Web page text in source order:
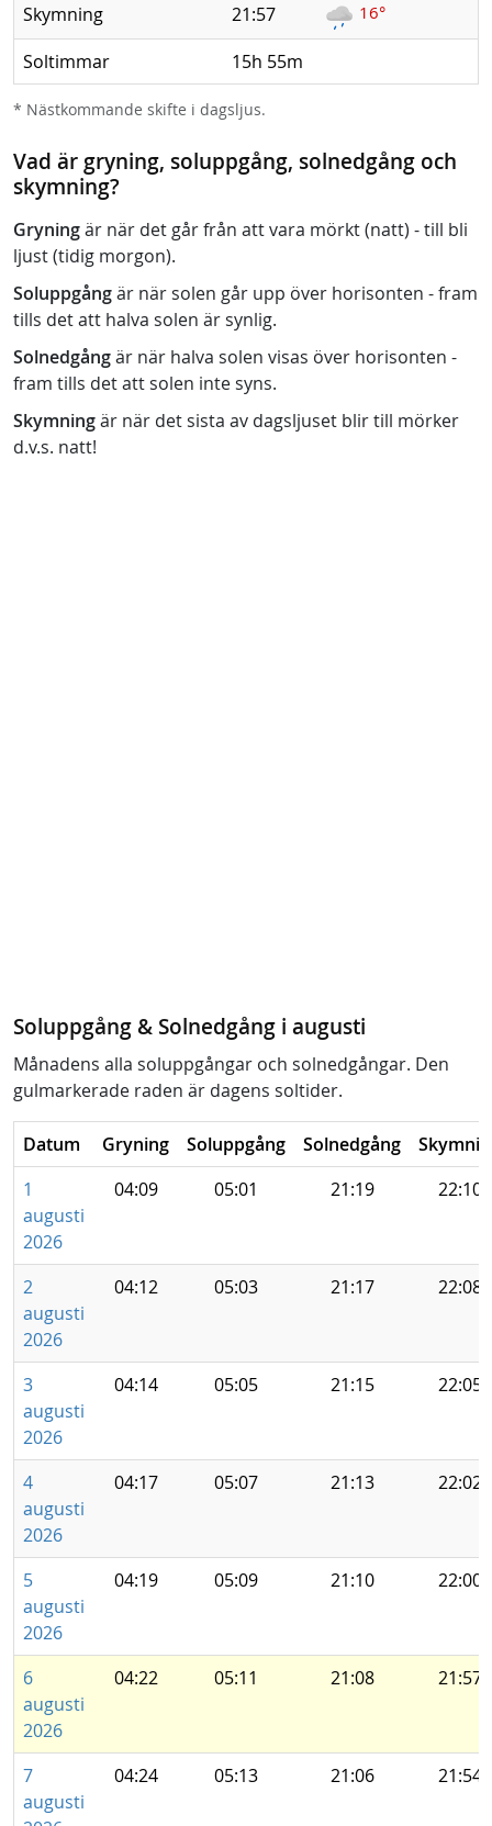
Skymning 21:57 16°
Soltimmar 15h 55m
* Nästkommande skifte i dagsljus.
Vad är gryning, soluppgång, solnedgång och
skymning?
Gryningär när det går från att vara mörkt (natt) - till bli
ljust (tidig morgon).
Soluppgångär när solen går upp över horisonten - fram
tills det att halva solen är synlig.
Solnedgångär när halva solen visas över horisonten -
fram tills det att solen inte syns.
Skymningär när det sista av dagsljuset blir till mörker
d.v.s. natt!
Soluppgång & Solnedgång i augusti
Månadens alla soluppgångar och solnedgångar. Den
gulmarkerade raden är dagens soltider.
Datum Gryning Soluppgång Solnedgång
1
augusti
2026
04:09 05:01 21:19 22:10
2
augusti
2026
04:12 05:03 21:17 22:08
3
augusti
2026
04:14 05:05 21:15 22:05
4
augusti
2026
04:17 05:07 21:13 22:02
5
augusti
2026
04:19 05:09 21:10 22:00
6
augusti
2026
04:22 05:11 21:08 21:57
7
augusti
04:24 05:13 21:06 21:54